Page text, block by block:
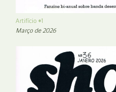
Artifício #1
Março de 2026